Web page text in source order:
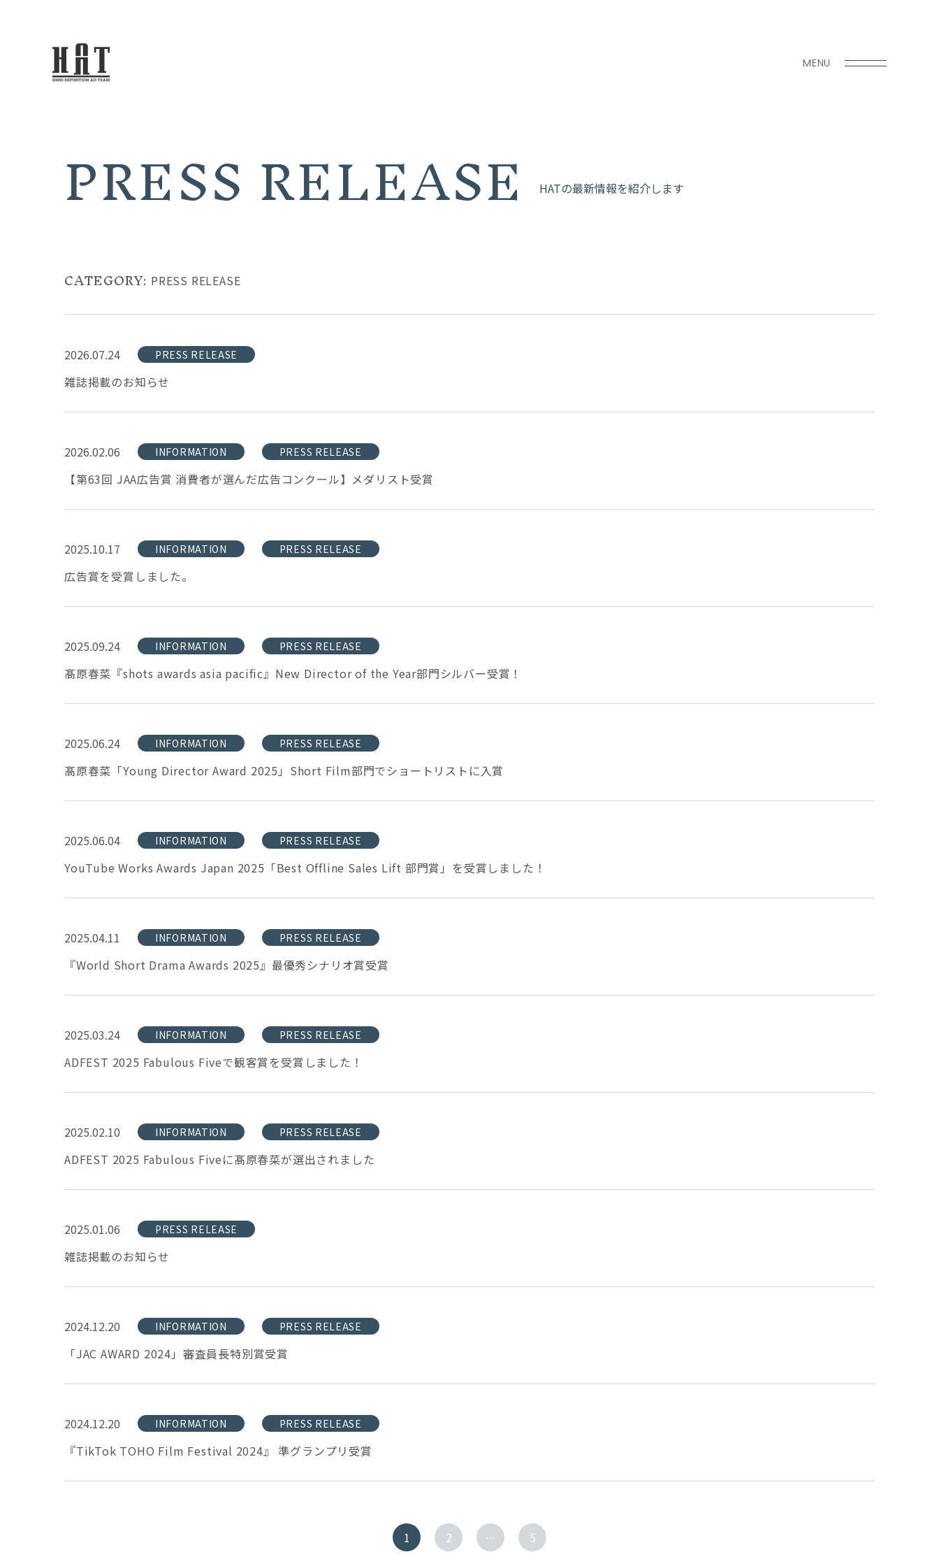
MENU
PRESS RELEASE HATの最新情報を紹介します
CATEGORY: PRESS RELEASE
2026.07.24 PRESS RELEASE
雑誌掲載のお知らせ
2026.02.06 INFORMATION PRESS RELEASE
【第63回 JAA広告賞 消費者が選んだ広告コンクール】メダリスト受賞
2025.10.17 INFORMATION PRESS RELEASE
広告賞を受賞しました。
2025.09.24 INFORMATION PRESS RELEASE
髙原春菜『shots awards asia pacific』New Director of the Year部門シルバー受賞！
2025.06.24 INFORMATION PRESS RELEASE
髙原春菜「Young Director Award 2025」Short Film部門でショートリストに入賞
2025.06.04 INFORMATION PRESS RELEASE
YouTube Works Awards Japan 2025「Best Offline Sales Lift 部門賞」を受賞しました！
2025.04.11 INFORMATION PRESS RELEASE
『World Short Drama Awards 2025』最優秀シナリオ賞受賞
2025.03.24 INFORMATION PRESS RELEASE
ADFEST 2025 Fabulous Fiveで観客賞を受賞しました！
2025.02.10 INFORMATION PRESS RELEASE
ADFEST 2025 Fabulous Fiveに髙原春菜が選出されました
2025.01.06 PRESS RELEASE
雑誌掲載のお知らせ
2024.12.20 INFORMATION PRESS RELEASE
「JAC AWARD 2024」審査員長特別賞受賞
2024.12.20 INFORMATION PRESS RELEASE
『TikTok TOHO Film Festival 2024』 準グランプリ受賞
投
1 2 … 5